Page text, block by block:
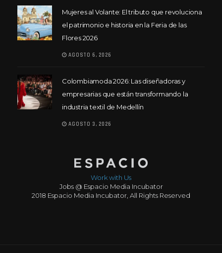
Mujeres al Volante: El tributo que revoluciona
el patrimonio e historia en la Feria de las
Flores 2026
AGOSTO 6, 2026
Colombiamoda 2026: Las diseñadoras y
empresarias que están transformando la
industria textil de Medellín
AGOSTO 3, 2026
Work with Us
Jobs @ Espacio Media Incubator
2018 Espacio Media Incubator, All Rights Reserved